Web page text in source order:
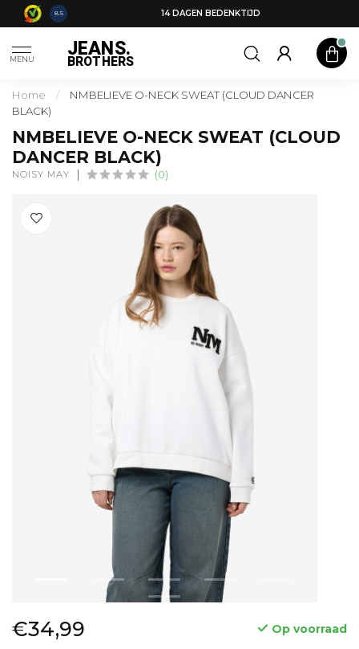
8.5 14 DAGEN BEDENKTIJD
MENU JEANS.
BROTHERS
Home /
NMBELIEVE O-NECK SWEAT (CLOUD DANCER
BLACK)
NMBELIEVE O-NECK SWEAT (CLOUD
DANCER BLACK)
NOISY MAY (0)
€34,99 Op voorraad